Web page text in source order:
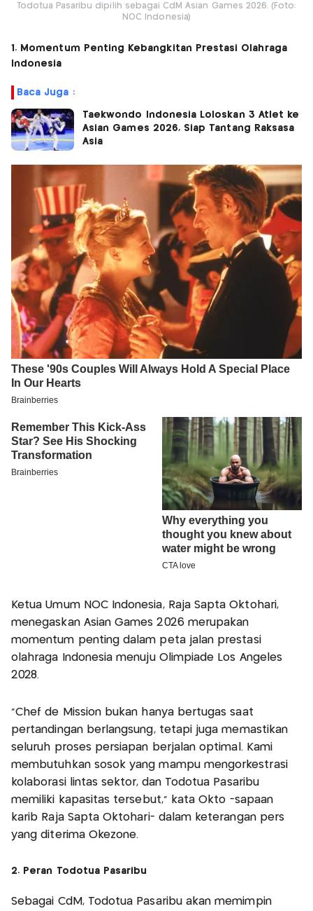
Todotua Pasaribu dipilih sebagai CdM Asian Games 2026. (Foto:
NOC Indonesia)
1. Momentum Penting Kebangkitan Prestasi Olahraga
Indonesia
Baca Juga :
Taekwondo Indonesia Loloskan 3 Atlet ke
Asian Games 2026, Siap Tantang Raksasa
Asia
Ketua Umum NOC Indonesia, Raja Sapta Oktohari,
menegaskan Asian Games 2026 merupakan
momentum penting dalam peta jalan prestasi
olahraga Indonesia menuju Olimpiade Los Angeles
2028.
“Chef de Mission bukan hanya bertugas saat
pertandingan berlangsung, tetapi juga memastikan
seluruh proses persiapan berjalan optimal. Kami
membutuhkan sosok yang mampu mengorkestrasi
kolaborasi lintas sektor, dan Todotua Pasaribu
memiliki kapasitas tersebut,” kata Okto -sapaan
karib Raja Sapta Oktohari- dalam keterangan pers
yang diterima Okezone.
2. Peran Todotua Pasaribu
Sebagai CdM, Todotua Pasaribu akan memimpin